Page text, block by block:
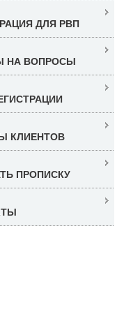
ДЛЯ РВП
НА ВОПРОСЫ
КЛИЕНТОВ
ПРОПИСКУ